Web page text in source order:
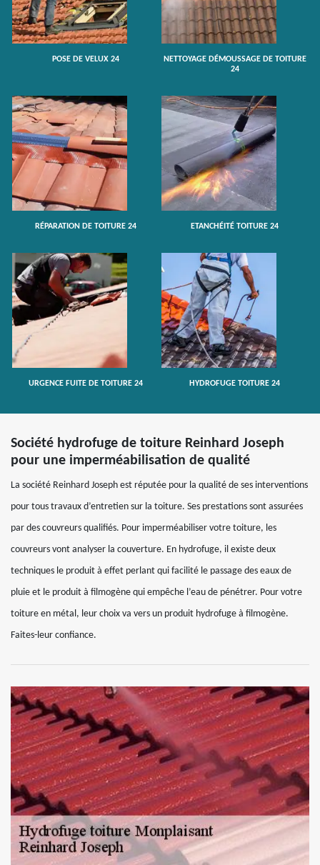
POSE DE VELUX 24
NETTOYAGE DÉMOUSSAGE DE TOITURE
24
RÉPARATION DE TOITURE 24 ETANCHÉITÉ TOITURE 24
URGENCE FUITE DE TOITURE 24 HYDROFUGE TOITURE 24
Société hydrofuge de toiture Reinhard Joseph
pour une imperméabilisation de qualité
La société Reinhard Joseph est réputée pour la qualité de ses interventions
pour tous travaux d’entretien sur la toiture. Ses prestations sont assurées
par des couvreurs qualifiés. Pour imperméabiliser votre toiture, les
couvreurs vont analyser la couverture. En hydrofuge, il existe deux
techniques le produit à effet perlant qui facilité le passage des eaux de
pluie et le produit à filmogène qui empêche l’eau de pénétrer. Pour votre
toiture en métal, leur choix va vers un produit hydrofuge à filmogène.
Faites-leur confiance.